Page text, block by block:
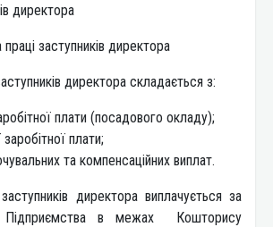
директора
заступників директора
директора складається з:
плати (посадового окладу);
плати;
та компенсаційних виплат.
директора виплачується за
Підприємства в межах Кошторису